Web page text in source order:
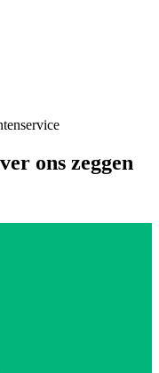
ons zeggen